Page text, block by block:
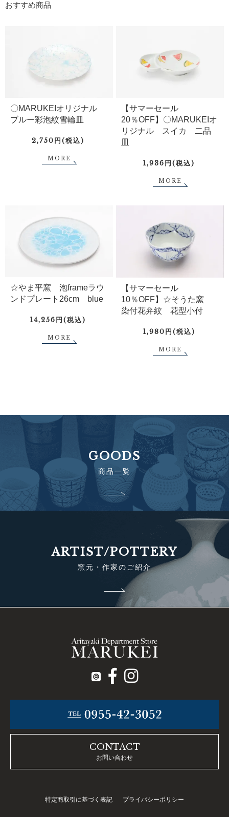
おすすめ商品
〇MARUKEIオリジナル
ブルー彩泡紋雪輪皿
2,750円(税込)
MORE
【サマーセール
20％OFF】〇MARUKEIオ
リジナル スイカ 二品
皿
1,936円(税込)
MORE
☆やま平窯 泡frameラウ
ンドプレート26cm blue
14,256円(税込)
MORE
【サマーセール
10％OFF】☆そうた窯
染付花弁紋 花型小付
1,980円(税込)
MORE
GOODS
商品一覧
ARTIST/POTTERY
窯元・作家のご紹介
CONTACT
お問い合わせ
特定商取引に基づく表記 プライバシーポリシー